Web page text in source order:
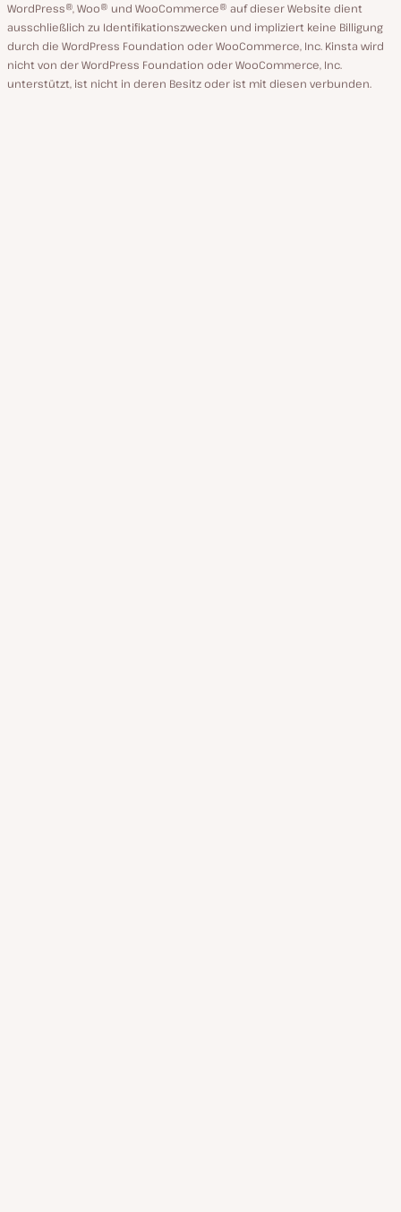
WordPress®, Woo® und WooCommerce® auf dieser Website dient
ausschließlich zu Identifikationszwecken und impliziert keine Billigung
durch die WordPress Foundation oder WooCommerce, Inc. Kinsta wird
nicht von der WordPress Foundation oder WooCommerce, Inc.
unterstützt, ist nicht in deren Besitz oder ist mit diesen verbunden.